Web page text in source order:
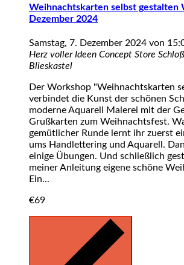
Weihnachtskarten selbst gestalten
Dezember 2024
Samstag, 7. Dezember 2024 von
Herz voller Ideen Concept Store
Blieskastel
Der Workshop "Weihnachtskarten
verbindet die Kunst der schönen
moderne Aquarell Malerei mit der
Grußkarten zum Weihnachtsfest.
gemütlicher Runde lernt ihr zuerst
ums Handlettering und Aquarell.
einige Übungen. Und schließlich
meiner Anleitung eigene schöne
Ein...
€69